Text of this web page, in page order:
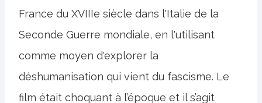
France du XVIIIe siècle dans l'Italie de la
Seconde Guerre mondiale, en l'utilisant
comme moyen d'explorer la
déshumanisation qui vient du fascisme. Le
film était choquant à l’époque et il s’agit